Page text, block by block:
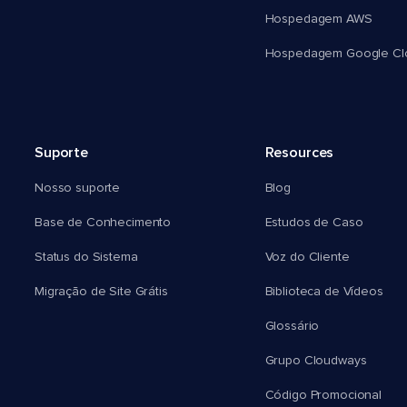
Hospedagem AWS
Hospedagem Google
Suporte
Nosso suporte
Base de Conhecimento
Status do Sistema
Migração de Site Grátis
Resources
Blog
Estudos de Caso
Voz do Cliente
Biblioteca de Vídeos
Glossário
Grupo Cloudways
Código Promocional